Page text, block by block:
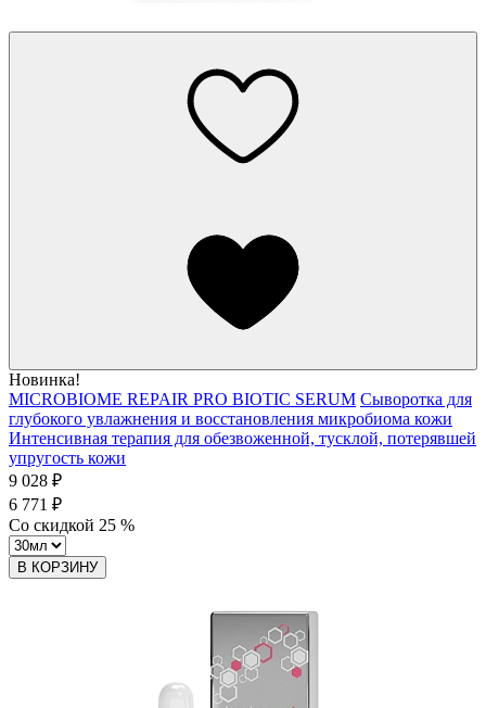
Новинка!
MICROBIOME REPAIR PRO BIOTIC SERUM Сыворотка для
глубокого увлажнения и восстановления микробиома кожи
Интенсивная терапия для обезвоженной, тусклой, потерявшей
упругость кожи
9 028 ₽
6 771 ₽
Со скидкой 25 %
В КОРЗИНУ